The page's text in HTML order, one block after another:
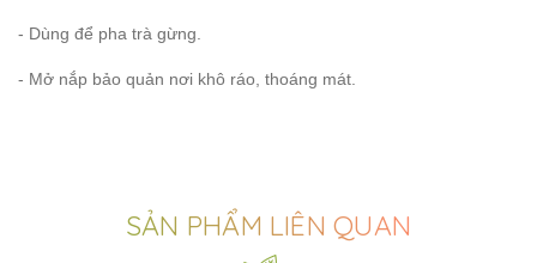
- Dùng để pha trà gừng.
- Mở nắp bảo quản nơi khô ráo, thoáng mát.
SẢN PHẨM LIÊN QUAN